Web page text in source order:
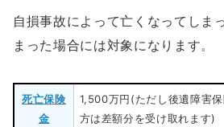
自損事故によって亡くなってしま
まった場合には対象になります。
死亡保険
金
1,500万円(ただし後遺障害
方は差額分を受け取れます)